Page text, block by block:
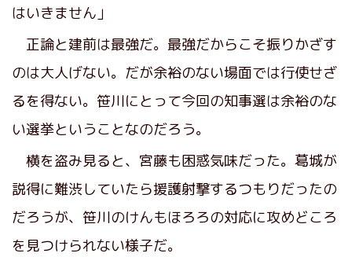
はいきません」
正論と建前は最強だ。最強だからこそ振りかざす
のは大人げない。だが余裕のない場面では行使せざ
るを得ない。笹川にとって今回の知事選は余裕のな
い選挙ということなのだろう。
横を盗み見ると、宮藤も困惑気味だった。葛城が
説得に難渋していたら援護射撃するつもりだったの
だろうが、笹川のけんもほろろの対応に攻めどころ
を見つけられない様子だ。